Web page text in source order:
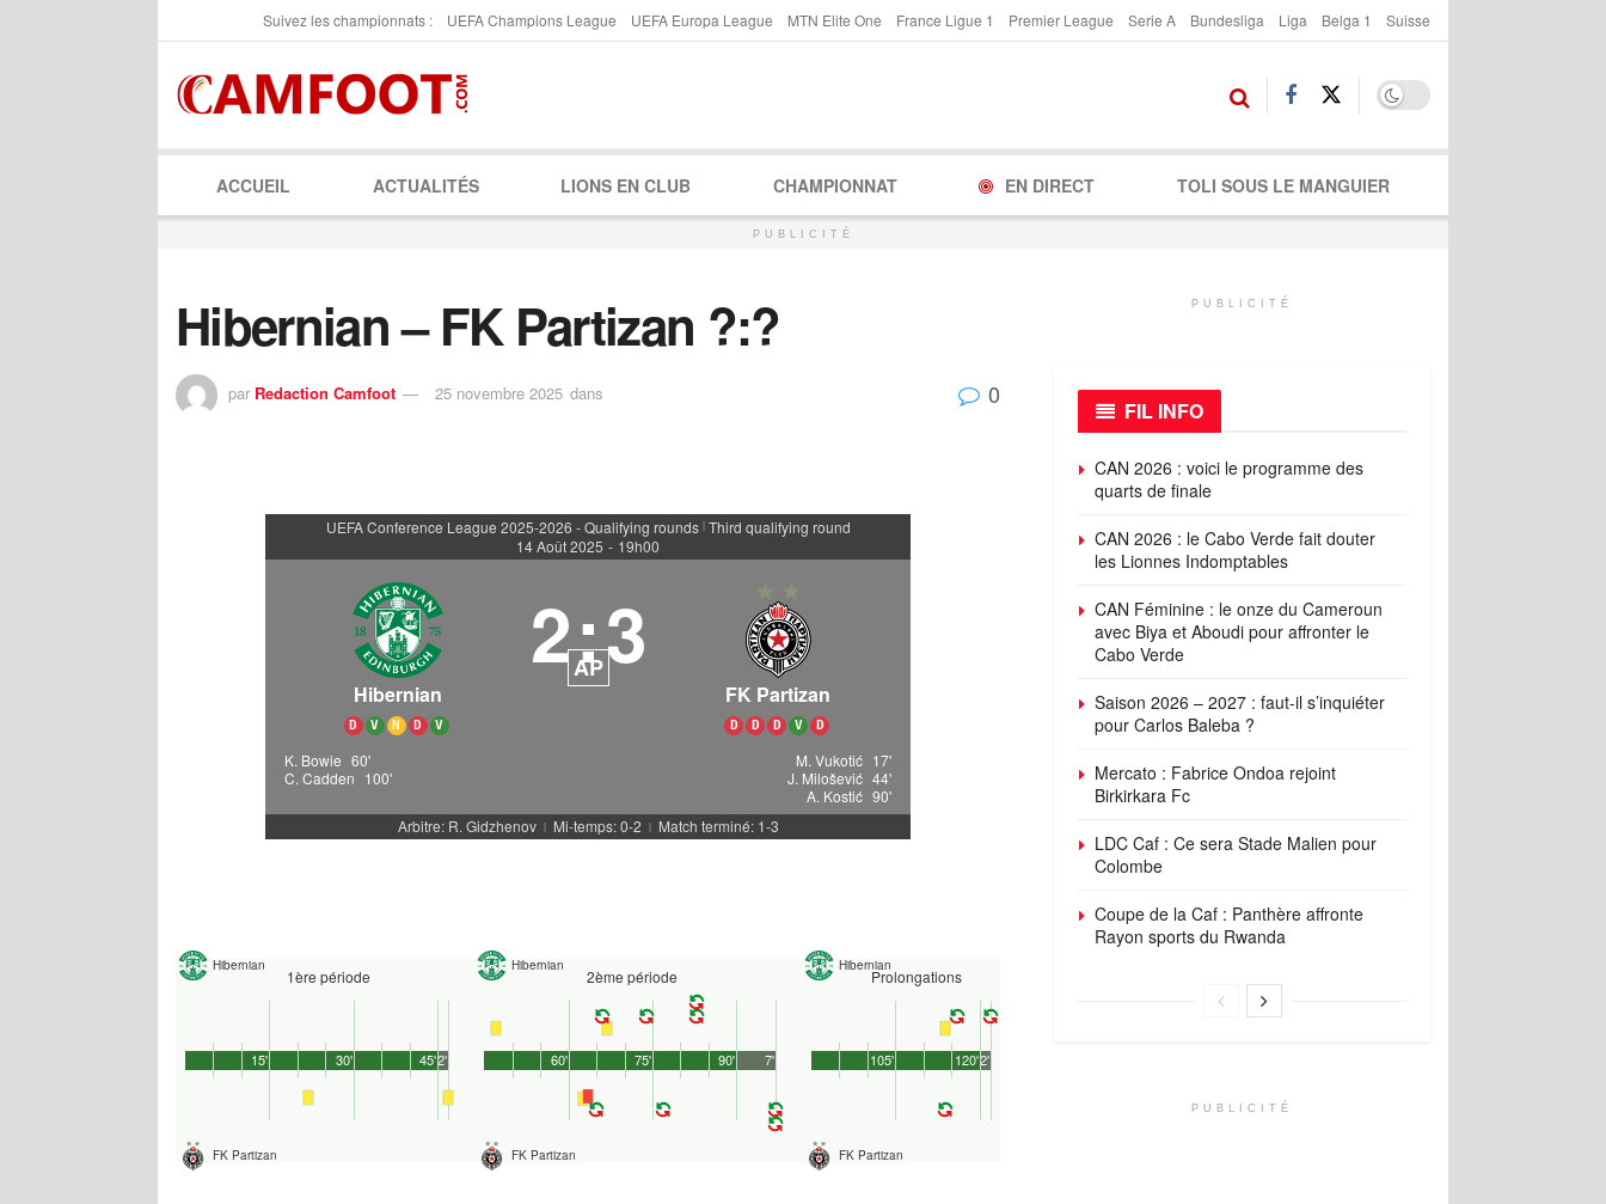
Suivez les championnats : UEFA Champions League UEFA Europa League MTN Elite One France Ligue 1 Premier League Serie A Bundesliga Liga Belga 1 Suisse
ACCUEIL ACTUALITÉS LIONS EN CLUB CHAMPIONNAT EN DIRECT TOLI SOUS LE MANGUIER
PUBLICITÉ
Hibernian – FK Partizan ?:?
par Redaction Camfoot 25 novembre 2025 dans 0
UEFA Conference League 2025-2026 - Qualifying rounds | Third qualifying round
14 Août 2025 - 19h00
Hibernian
D V N D V
2:3
AP
FK Partizan
D D D V D
K. Bowie 60'
C. Cadden 100'
M. Vukotić 17'
J. Milošević 44'
A. Kostić 90'
Arbitre: R. Gidzhenov | Mi-temps: 0-2 | Match terminé: 1-3
Hibernian
1ère période
FK Partizan
45'
15' 30' 2'
Hibernian
2ème période
FK Partizan
90'
60' 75' 7'
Hibernian
Prolongations
FK Partizan
120'
105' 2'
PUBLICITÉ
FIL INFO
CAN 2026 : voici le programme des
quarts de finale
CAN 2026 : le Cabo Verde fait douter
les Lionnes Indomptables
CAN Féminine : le onze du Cameroun
avec Biya et Aboudi pour affronter le
Cabo Verde
Saison 2026 – 2027 : faut-il s’inquiéter
pour Carlos Baleba ?
Mercato : Fabrice Ondoa rejoint
Birkirkara Fc
LDC Caf : Ce sera Stade Malien pour
Colombe
Coupe de la Caf : Panthère affronte
Rayon sports du Rwanda
PUBLICITÉ